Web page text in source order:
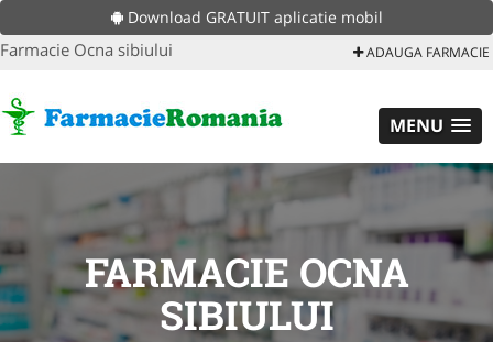
Download GRATUIT aplicatie mobil
Farmacie Ocna sibiului ADAUGA FARMACIE
MENU
FARMACIE OCNA
SIBIULUI